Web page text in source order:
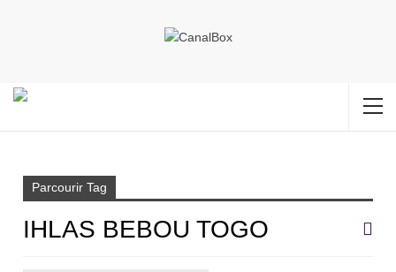
Parcourir Tag
IHLAS BEBOU TOGO